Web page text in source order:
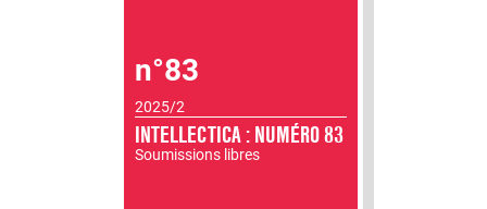
n°83
2025/2
INTELLECTICA : NUMÉRO 83
Soumissions libres